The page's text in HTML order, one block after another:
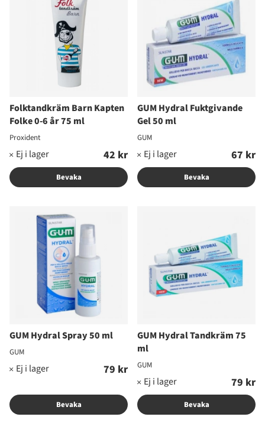
Folktandkräm Barn Kapten
Folke 0-6 år 75 ml
Proxident
42 kr
Bevaka
GUM Hydral Fuktgivande
Gel 50 ml
GUM
67 kr
Bevaka
GUM Hydral Spray 50 ml
GUM
79 kr
Bevaka
GUM Hydral Tandkräm 75
ml
GUM
79 kr
Bevaka